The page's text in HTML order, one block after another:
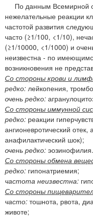
По данным Всемирной
нежелательные реакции
частотой развития
часто (≥1/100, <1/10),
(≥1/10000, <1/1000) и
неизвестна - по
возникновения не
Со стороны крови и
редко: лейкопения,
очень редко:
Со стороны иммунной
редко: реакции
ангионевротический
анафилактический шок);
очень редко: эозинофилия.
Со стороны обмена
редко: гипонатриемия;
частота неизвестна:
Со стороны
часто: тошнота, рвота,
животе;